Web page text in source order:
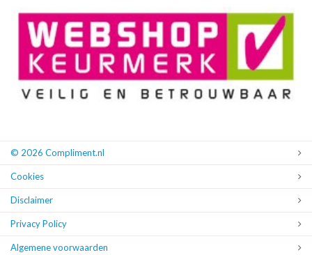
© 2026 Compliment.nl
Cookies
Disclaimer
Privacy Policy
Algemene voorwaarden